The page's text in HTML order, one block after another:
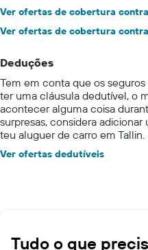
Ver ofertas de cobertura
Ver ofertas de cobertura
Deduções
Tem em conta que os
ter uma cláusula dedutível, o
acontecer alguma coisa
surpresas, considera
teu aluguer de carro em Tallin.
Ver ofertas dedutíveis
Tudo o que